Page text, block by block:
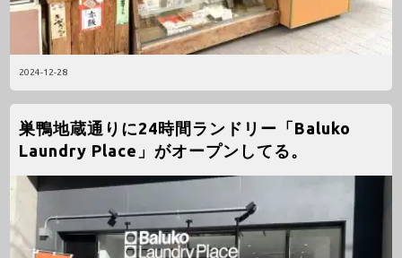
2024-12-28
巣鴨地蔵通りに24時間ランドリー「Baluko
Laundry Place」がオープンしてる。